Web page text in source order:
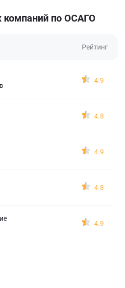
компаний по ОСАГО
Рейтинг
4.9
4.8
4.9
4.8
4.9